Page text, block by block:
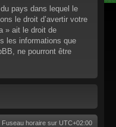
pays dans lequel le
le droit d’avertir votre
» ait le droit de
les informations que
ne pourront être
Fuseau horaire sur UTC+02:00